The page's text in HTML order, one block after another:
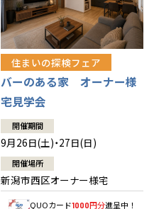
住まいの探検フェア
バーのある家 オーナー様
宅見学会
開催期間
9月26日(土)・27日(日)
開催場所
新潟市西区オーナー様宅
QUOカード1000円分進呈中！